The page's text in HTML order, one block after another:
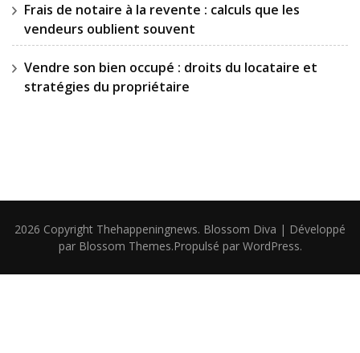
Frais de notaire à la revente : calculs que les
vendeurs oublient souvent
Vendre son bien occupé : droits du locataire et
stratégies du propriétaire
2026 Copyright Thehappeningnews. Blossom Diva | Développé
par Blossom Themes.Propulsé par WordPress.